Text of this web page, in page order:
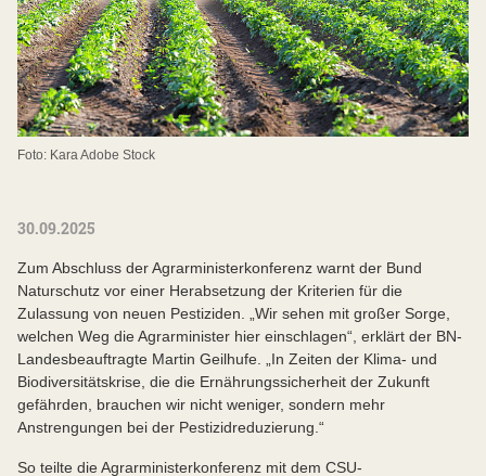
Foto: Kara Adobe Stock
30.09.2025
Zum Abschluss der Agrarministerkonferenz warnt der Bund
Naturschutz vor einer Herabsetzung der Kriterien für die
Zulassung von neuen Pestiziden. „Wir sehen mit großer Sorge,
welchen Weg die Agrarminister hier einschlagen“, erklärt der BN-
Landesbeauftragte Martin Geilhufe. „In Zeiten der Klima- und
Biodiversitätskrise, die die Ernährungssicherheit der Zukunft
gefährden, brauchen wir nicht weniger, sondern mehr
Anstrengungen bei der Pestizidreduzierung.“
So teilte die Agrarministerkonferenz mit dem CSU-